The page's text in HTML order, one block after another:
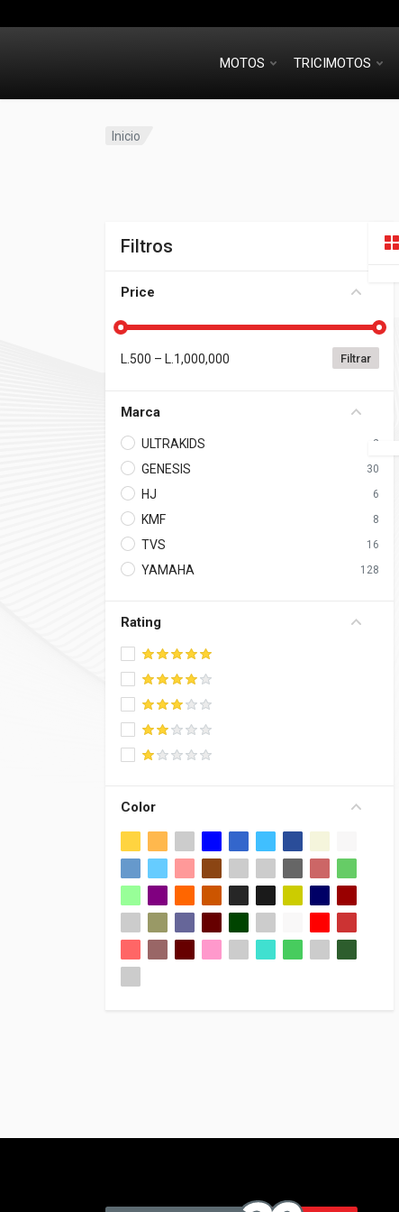
MOTOS TRICIMOTOS
Inicio
Filtros
Price
L. 500 – L. 1,000,000 Filtrar
Marca
ULTRAKIDS 2
GENESIS 30
HJ 6
KMF 8
TVS 16
YAMAHA 128
Rating
5 stars
4 stars
3 stars
2 stars
1 star
Color